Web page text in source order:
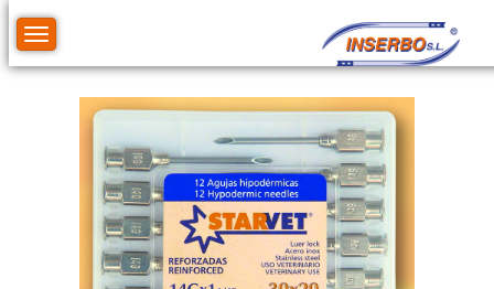
Toggle navigation